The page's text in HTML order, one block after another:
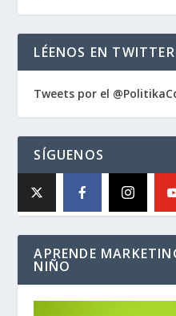
LÉENOS EN TWITTER
Tweets por el
SÍGUENOS
APRENDE
NIÑO